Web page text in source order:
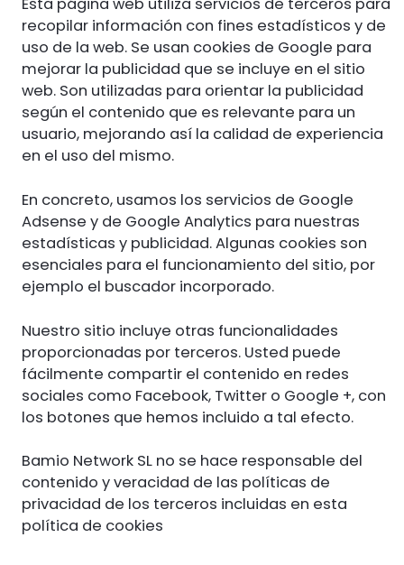
Esta página web utiliza servicios de terceros para
recopilar información con fines estadísticos y de
uso de la web. Se usan cookies de Google para
mejorar la publicidad que se incluye en el sitio
web. Son utilizadas para orientar la publicidad
según el contenido que es relevante para un
usuario, mejorando así la calidad de experiencia
en el uso del mismo.
En concreto, usamos los servicios de Google
Adsense y de Google Analytics para nuestras
estadísticas y publicidad. Algunas cookies son
esenciales para el funcionamiento del sitio, por
ejemplo el buscador incorporado.
Nuestro sitio incluye otras funcionalidades
proporcionadas por terceros. Usted puede
fácilmente compartir el contenido en redes
sociales como Facebook, Twitter o Google +, con
los botones que hemos incluido a tal efecto.
Bamio Network SL no se hace responsable del
contenido y veracidad de las políticas de
privacidad de los terceros incluidas en esta
política de cookies